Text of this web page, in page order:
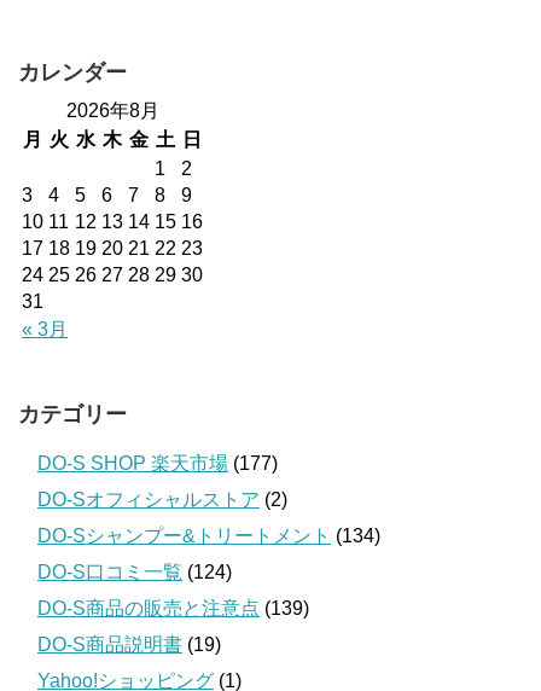
カレンダー
2026年8月
月
火 水 木 金 土 日
« 3月
1
2
3
4 5 6 7 8
9
10 11 12 13 14 15 16
17 18 19 20 21 22 23
24 25 26 27 28 29 30
31
カテゴリー
DO-S SHOP 楽天市場 (177)
DO-Sオフィシャルストア (2)
DO-Sシャンプー&トリートメント (134)
DO-S口コミ一覧 (124)
DO-S商品の販売と注意点 (139)
DO-S商品説明書 (19)
Yahoo!ショッピング (1)